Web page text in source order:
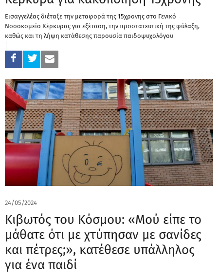
Εισαγγελέας διέταξε την μεταφορά της 15χρονης στο Γενικό
Νοσοκομείο Κέρκυρας για εξέταση, την προστατευτική της φύλαξη,
καθώς και τη λήψη κατάθεσης παρουσία παιδοψυχολόγου
24/05/2024
Κιβωτός του Κόσμου: «Μού είπε το
μάθατε ότι με χτύπησαν με σανίδες
και πέτρες;», κατέθεσε υπάλληλος
για ένα παιδί